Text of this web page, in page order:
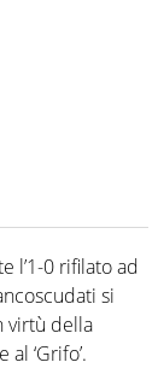
l’1-0 rifilato ad
si
virtù della
‘Grifo’.